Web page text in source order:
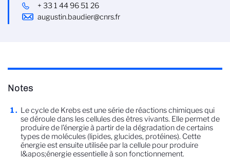
+ 33 1 44 96 51 26
augustin.baudier@cnrs.fr
Notes
Le cycle de Krebs est une série de réactions chimiques qui
se déroule dans les cellules des êtres vivants. Elle permet de
produire de l’énergie à partir de la dégradation de certains
types de molécules (lipides, glucides, protéines). Cette
énergie est ensuite utilisée par la cellule pour produire
l&apos;énergie essentielle à son fonctionnement.